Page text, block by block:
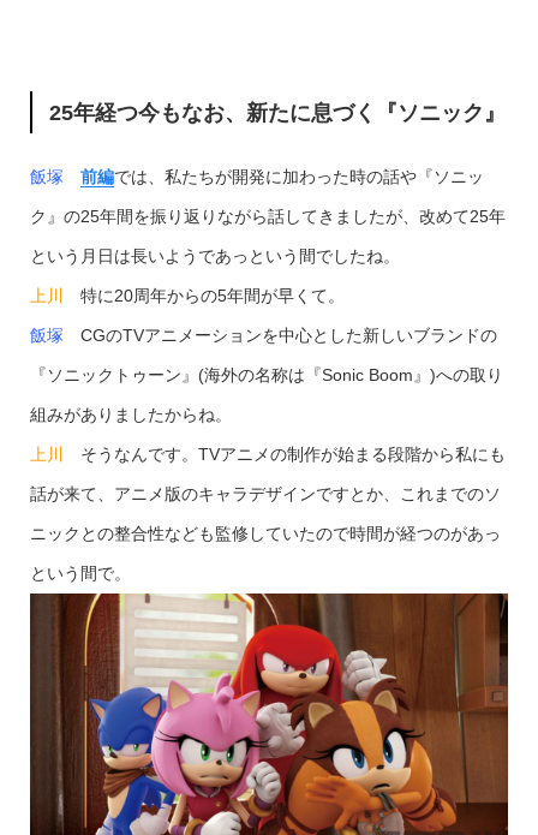
25年経つ今もなお、新たに息づく『ソニック』
飯塚 前編では、私たちが開発に加わった時の話や『ソニッ
ク』の25年間を振り返りながら話してきましたが、改めて25年
という月日は長いようであっという間でしたね。
上川 特に20周年からの5年間が早くて。
飯塚 CGのTVアニメーションを中心とした新しいブランドの
『ソニックトゥーン』(海外の名称は『Sonic Boom』)への取り
組みがありましたからね。
上川 そうなんです。TVアニメの制作が始まる段階から私にも
話が来て、アニメ版のキャラデザインですとか、これまでのソ
ニックとの整合性なども監修していたので時間が経つのがあっ
という間で。